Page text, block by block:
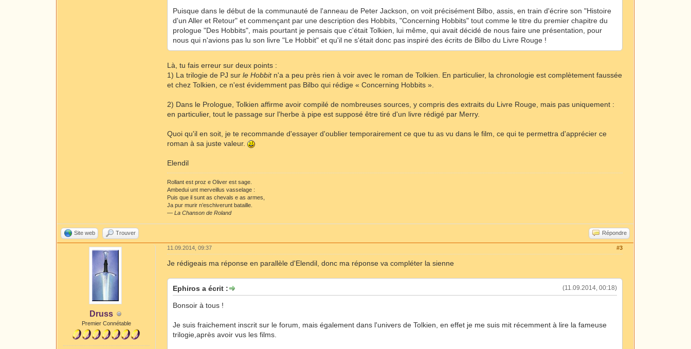
Puisque dans le début de la communauté de l'anneau de Peter Jackson, on voit précisément Bilbo, assis, en train d'écrire son "Histoire
d'un Aller et Retour" et commençant par une description des Hobbits, "Concerning Hobbits" tout comme le titre du premier chapitre du
prologue "Des Hobbits", mais pourtant je pensais que c'était Tolkien, lui même, qui avait décidé de nous faire une présentation, pour
nous qui n'avions pas lu son livre "Le Hobbit" et qu'il ne s'était donc pas inspiré des écrits de Bilbo du Livre Rouge !
Là, tu fais erreur sur deux points :
1) La trilogie de PJ surle Hobbitn'a a peu près rien à voir avec le roman de Tolkien. En particulier, la chronologie est complètement faussée
et chez Tolkien, ce n'est évidemment pas Bilbo qui rédige « Concerning Hobbits ».
2) Dans le Prologue, Tolkien affirme avoir compilé de nombreuses sources, y compris des extraits du Livre Rouge, mais pas uniquement :
en particulier, tout le passage sur l'herbe à pipe est supposé être tiré d'un livre rédigé par Merry.
Quoi qu'il en soit, je te recommande d'essayer d'oublier temporairement ce que tu as vu dans le film, ce qui te permettra d'apprécier ce
roman à sa juste valeur.
Elendil
Rollant est proz e Oliver est sage.
Ambedui unt merveillus vasselage :
Puis que il sunt as chevals e as armes,
Ja pur murir n’eschiverunt bataille.
—La Chanson de Roland
Site web Trouver Répondre
Druss
Premier Connétable
#3
11.09.2014, 09:37
Je rédigeais ma réponse en parallèle d'Elendil, donc ma réponse va compléter la sienne
(11.09.2014, 00:18)
Ephiros a écrit :
Bonsoir à tous !
Je suis fraichement inscrit sur le forum, mais également dans l'univers de Tolkien, en effet je me suis mit récemment à lire la fameuse
trilogie,après avoir vus les films.